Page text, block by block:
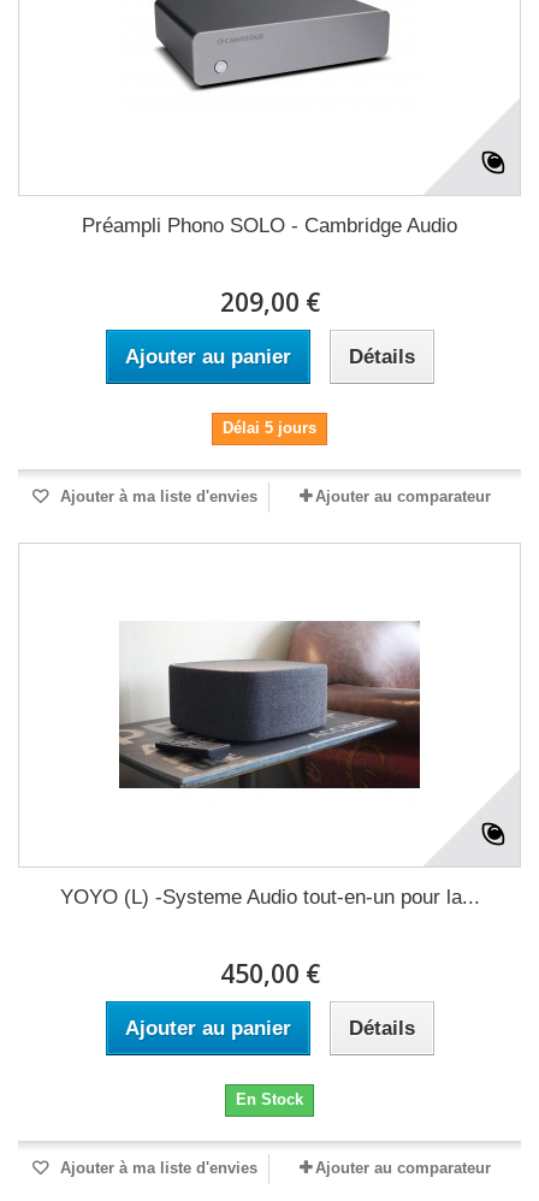
Préampli Phono SOLO - Cambridge Audio
209,00 €
Ajouter au panier Détails
Délai 5 jours
Ajouter à ma liste d'envies Ajouter au comparateur
YOYO (L) -Systeme Audio tout-en-un pour la...
450,00 €
Ajouter au panier Détails
En Stock
Ajouter à ma liste d'envies Ajouter au comparateur